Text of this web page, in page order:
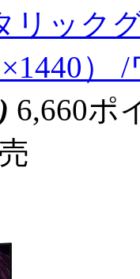
リック
）
6,660ポ